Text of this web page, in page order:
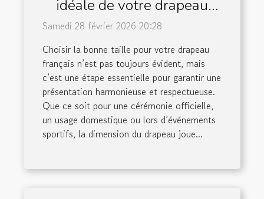
idéale de votre drapeau
français ?
Samedi 28 février 2026 20:28
Choisir la bonne taille pour votre drapeau
français n’est pas toujours évident, mais
c’est une étape essentielle pour garantir une
présentation harmonieuse et respectueuse.
Que ce soit pour une cérémonie officielle,
un usage domestique ou lors d’événements
sportifs, la dimension du drapeau joue...